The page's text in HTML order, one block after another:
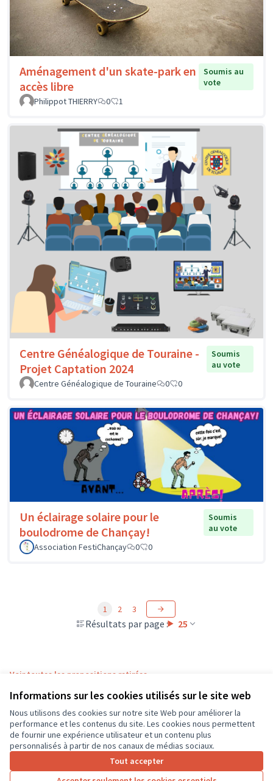
Informations sur les cookies utilisés sur le site web
Nous utilisons des cookies sur notre site Web pour améliorer la
performance et les contenus du site. Les cookies nous permettent
de fournir une expérience utilisateur et un contenu plus
personnalisés à partir de nos canaux de médias sociaux.
Tout accepter
Aménagement d'un skate-park en
accès libre
Soumis au
vote
Philippot THIERRY
0 1
Centre Généalogique de Touraine -
Projet Captation 2024
Soumis
au vote
Centre Généalogique de Touraine
0 0
Un éclairage solaire pour le
boulodrome de Chançay!
Soumis
au vote
Association FestiChançay
0 0
Résultats par page : 25
1 2 3
Voir toutes les propositions retirées
Conditions d'utilisation
Paramètres des cookies
CD37 sur X
(Lien externe)
CD37 sur Facebook
CD37 sur Instagram
CD37 sur YouTube
(Lien externe)